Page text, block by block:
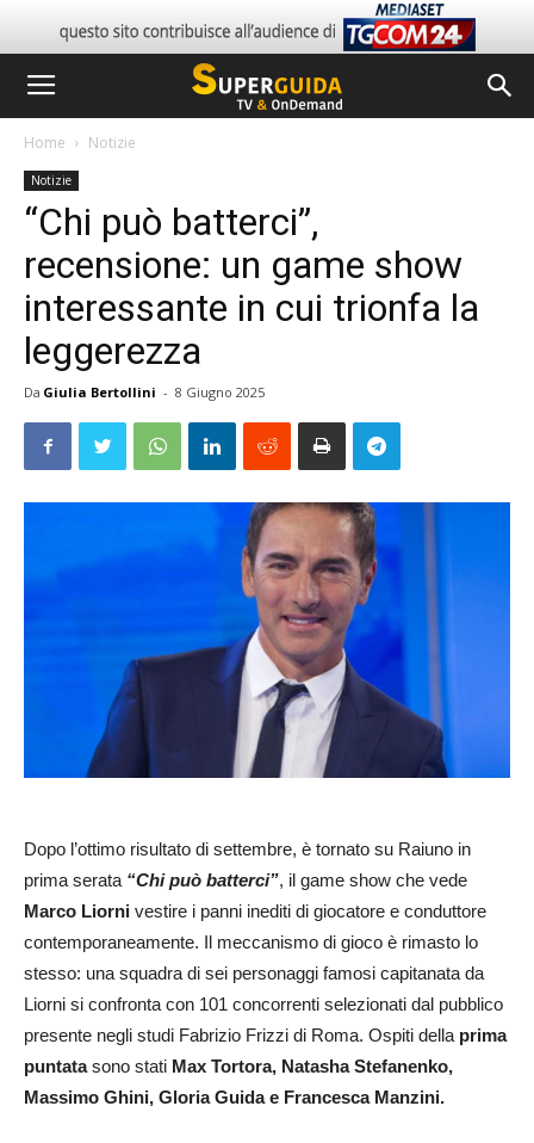
Home Notizie
Notizie
“Chi può batterci”,
recensione: un game show
interessante in cui trionfa la
leggerezza
Da Giulia Bertollini - 8 Giugno 2025
Dopo l’ottimo risultato di settembre, è tornato su Raiuno in
prima serata “Chi può batterci”, il game show che vede
Marco Liorni vestire i panni inediti di giocatore e conduttore
contemporaneamente. Il meccanismo di gioco è rimasto lo
stesso: una squadra di sei personaggi famosi capitanata da
Liorni si confronta con 101 concorrenti selezionati dal pubblico
presente negli studi Fabrizio Frizzi di Roma. Ospiti della prima
puntatasono stati Max Tortora, Natasha Stefanenko,
Massimo Ghini, Gloria Guida e Francesca Manzini.